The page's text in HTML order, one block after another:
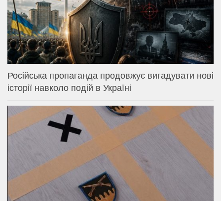
Російська пропаганда продовжує вигадувати нові
історії навколо подій в Україні